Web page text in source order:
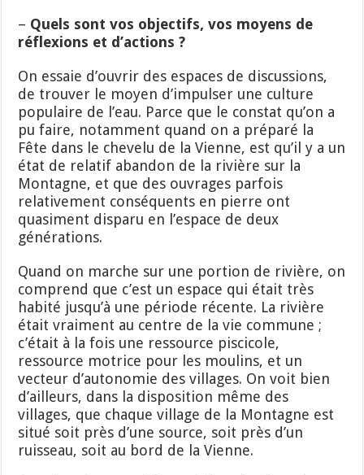
– Quels sont vos objectifs, vos moyens de
réflexions et d’actions ?
On essaie d’ouvrir des espaces de discussions,
de trouver le moyen d’impulser une culture
populaire de l’eau. Parce que le constat qu’on a
pu faire, notamment quand on a préparé la
Fête dans le chevelu de la Vienne, est qu’il y a un
état de relatif abandon de la rivière sur la
Montagne, et que des ouvrages parfois
relativement conséquents en pierre ont
quasiment disparu en l’espace de deux
générations.
Quand on marche sur une portion de rivière, on
comprend que c’est un espace qui était très
habité jusqu’à une période récente. La rivière
était vraiment au centre de la vie commune ;
c’était à la fois une ressource piscicole,
ressource motrice pour les moulins, et un
vecteur d’autonomie des villages. On voit bien
d’ailleurs, dans la disposition même des
villages, que chaque village de la Montagne est
situé soit près d’une source, soit près d’un
ruisseau, soit au bord de la Vienne.